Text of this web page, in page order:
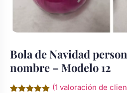
de flores
para niña
Chocolatinas
Coronas y tocados de
para niña
Bola de Navidad
nombre – Modelo 12
(1 valoración de